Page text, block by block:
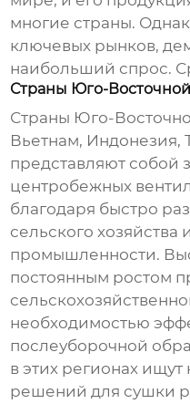
многие страны.
ключевых рынков,
наибольший спрос.
Страны Юго-
Страны Юго-
Вьетнам, Индонезия,
представляют собой
центробежных
благодаря быстро
сельского
промышленности.
постоянным ростом
необходимостью
послеуборочной
в этих регионах
решений для сушки